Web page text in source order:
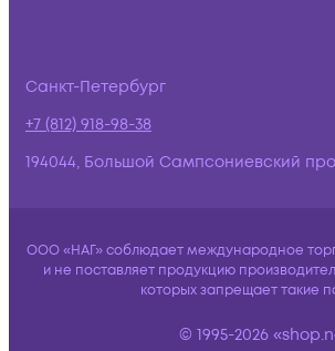
Санкт-Петербург
+7 (812) 918-98-38
194044, Большой Сампсониевский
ООО «НАГ» соблюдает международное
и не поставляет продукцию
которых запрещает такие
© 1995-2026